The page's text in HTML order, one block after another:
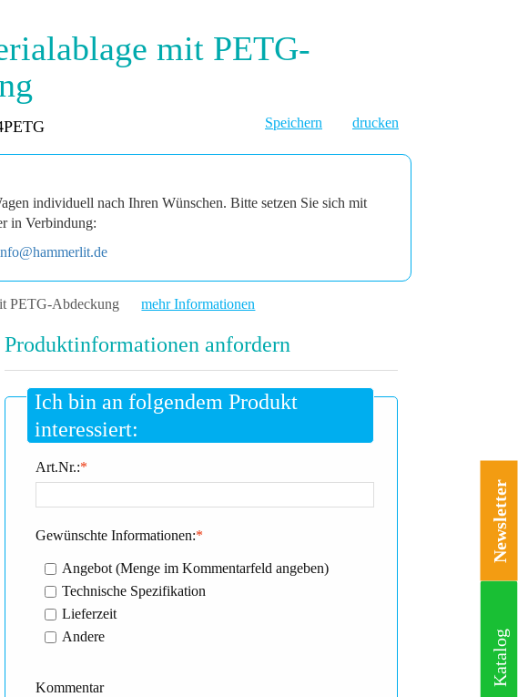
mit PETG-
Speichern drucken
individuell nach Ihren Wünschen. Bitte setzen Sie sich mit
in Verbindung:
PETG-Abdeckung mehr Informationen
Produktinformationen anfordern
Ich bin an folgendem Produkt
interessiert:
*
Art.Nr.:
*
Gewünschte Informationen:
Angebot (Menge im Kommentarfeld angeben)
Technische Spezifikation
Lieferzeit
Andere
Kommentar
Newsletter
Katalog